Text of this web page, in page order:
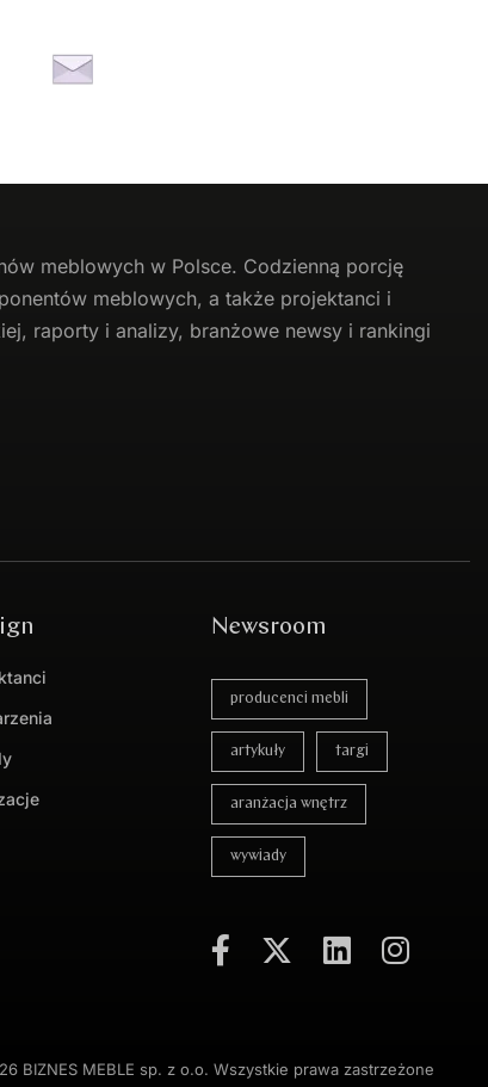
meblowych w Polsce. Codzienną porcję
meblowych, a także projektanci i
raporty i analizy, branżowe newsy i rankingi
Newsroom
producenci mebli
artykuły targi
aranżacja wnętrz
wywiady
BIZNES MEBLE sp. z o.o. Wszystkie prawa zastrzeżone